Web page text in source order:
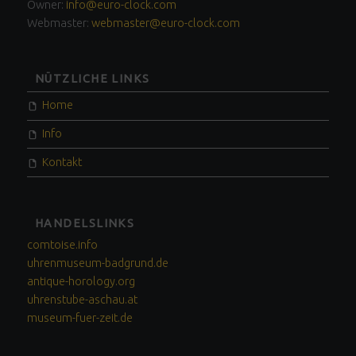
Owner: info@euro-clock.com
Webmaster: webmaster@euro-clock.com
NÜTZLICHE LINKS
Home
Info
Kontakt
HANDELSLINKS
comtoise.info
uhrenmuseum-badgrund.de
antique-horology.org
uhrenstube-aschau.at
museum-fuer-zeit.de